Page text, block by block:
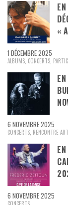
«
1 DÉCEMBRE 2025
ALBUMS CONCERTS
6 NOVEMBRE 2025
CONCERTS RENCONTRE
6 NOVEMBRE 2025
CONCERTS